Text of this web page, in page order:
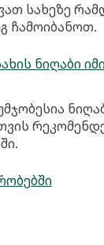
სახეზე
ჩამოიბანოთ.
ნიღაბი